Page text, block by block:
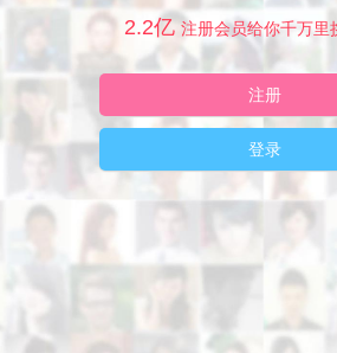
2.2亿 注册会员给你千万里
注册
登录